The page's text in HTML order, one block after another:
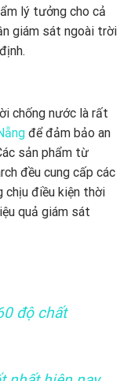
lý tưởng cho cả
giám sát ngoài trời
chống nước là rất
để đảm bảo an
sản phẩm từ
đều cung cấp các
chịu điều kiện thời
quả giám sát
độ chất